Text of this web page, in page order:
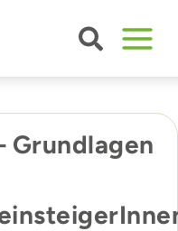
Grundlagen